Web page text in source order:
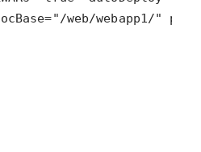
web/webapp1/"